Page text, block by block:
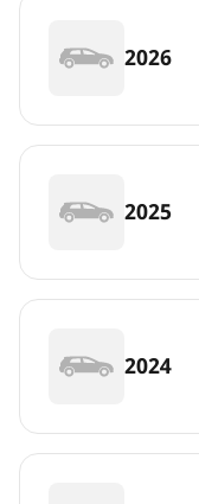
2026
2025
2024